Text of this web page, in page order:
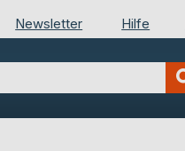
Newsletter Hilfe